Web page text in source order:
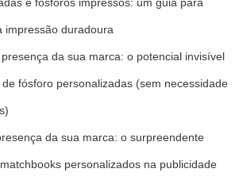
impressão duradoura
da sua marca: o potencial invisível
fósforo personalizadas (sem necessidade
da sua marca: o surpreendente
personalizados na publicidade